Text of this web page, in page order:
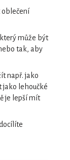
oblečení
může být
tak, aby
např. jako
jako lehoučké
je lepší mít